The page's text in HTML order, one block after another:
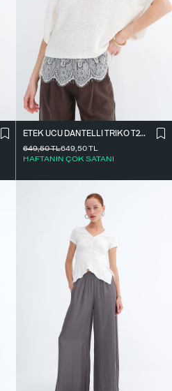
ETEK UCU DANTELLI TRIKO T261025
649,50TL
HAFTANIN ÇOK SATANI
649,50TL